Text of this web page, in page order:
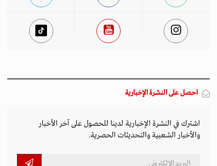
احصل على النشرة الإخبارية
اشترك في النشرة الإخبارية لدينا للحصول على آخر الأخبار
والأخبار الشعبية والتحديثات الحصرية.